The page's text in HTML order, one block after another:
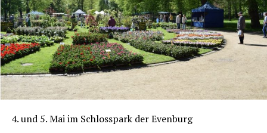
4. und 5. Mai im Schloss­park der Evenburg